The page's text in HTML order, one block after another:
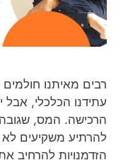
רבים מאיתנו
עתידנו הכלכלי,
להרתיע משקיעים לא
הזדמנויות